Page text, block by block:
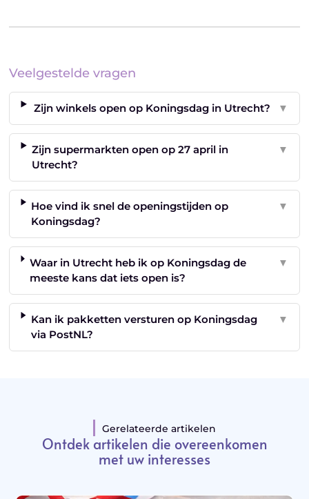
Veelgestelde vragen
Zijn winkels open op Koningsdag in Utrecht? ▼
Zijn supermarkten open op 27 april in
Utrecht?
▼
Hoe vind ik snel de openingstijden op
Koningsdag?
▼
Waar in Utrecht heb ik op Koningsdag de
meeste kans dat iets open is?
▼
Kan ik pakketten versturen op Koningsdag
via PostNL?
▼
Gerelateerde artikelen
Ontdek artikelen die overeenkomen
met uw interesses